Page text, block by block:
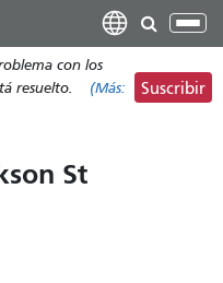
con los
resuelto.
(Más:
Suscribir
St